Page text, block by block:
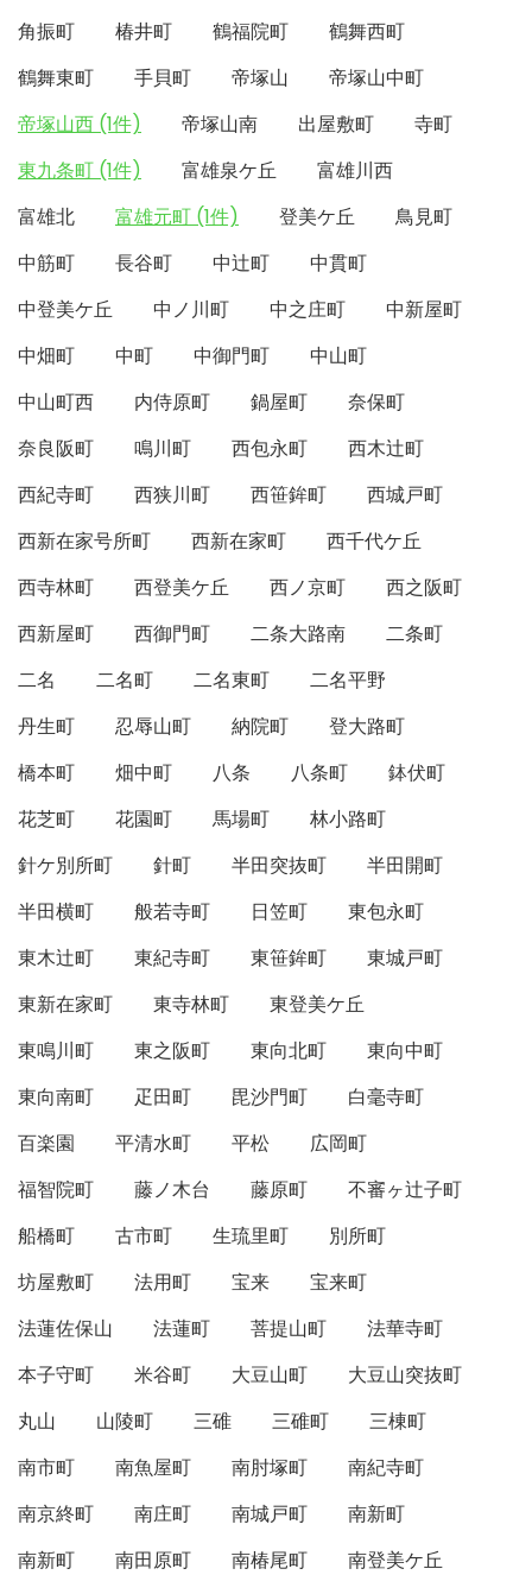
角振町
椿井町 鶴福院町
鶴舞西町
鶴舞東町
手貝町 帝塚山
帝塚山中町
帝塚山西 (1件)
帝塚山南 出屋敷町
寺町
東九条町 (1件)
富雄泉ケ丘
富雄川西
富雄北
富雄元町 (1件) 登美ケ丘
鳥見町
中筋町
長谷町 中辻町
中貫町
中登美ケ丘
中ノ川町 中之庄町
中新屋町
中畑町
中町 中御門町
中山町
中山町西
内侍原町 鍋屋町
奈保町
奈良阪町
鳴川町 西包永町
西木辻町
西紀寺町
西狭川町 西笹鉾町
西城戸町
西新在家号所町
西新在家町
西千代ケ丘
西寺林町
西登美ケ丘 西ノ京町
西之阪町
西新屋町
西御門町 二条大路南
二条町
二名
二名町 二名東町
二名平野
丹生町
忍辱山町 納院町
登大路町
橋本町
畑中町 八条 八条町
鉢伏町
花芝町
花園町 馬場町
林小路町
針ケ別所町
針町 半田突抜町
半田開町
半田横町
般若寺町 日笠町
東包永町
東木辻町
東紀寺町 東笹鉾町
東城戸町
東新在家町
東寺林町
東登美ケ丘
東鳴川町
東之阪町 東向北町
東向中町
東向南町
疋田町 毘沙門町
白毫寺町
百楽園
平清水町 平松
広岡町
福智院町
藤ノ木台 藤原町
不審ヶ辻子町
船橋町
古市町 生琉里町
別所町
坊屋敷町
法用町 宝来
宝来町
法蓮佐保山
法蓮町 菩提山町
法華寺町
本子守町
米谷町 大豆山町
大豆山突抜町
丸山
山陵町 三碓 三碓町
三棟町
南市町
南魚屋町 南肘塚町
南紀寺町
南京終町
南庄町 南城戸町
南新町
南新町
南田原町 南椿尾町
南登美ケ丘